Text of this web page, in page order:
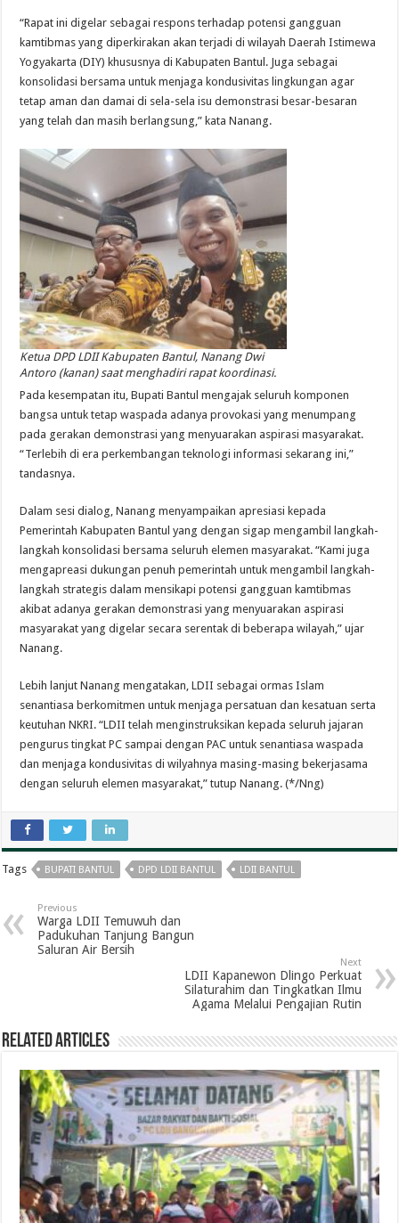
“Rapat ini digelar sebagai respons terhadap potensi gangguan
kamtibmas yang diperkirakan akan terjadi di wilayah Daerah Istimewa
Yogyakarta (DIY) khususnya di Kabupaten Bantul. Juga sebagai
konsolidasi bersama untuk menjaga kondusivitas lingkungan agar
tetap aman dan damai di sela-sela isu demonstrasi besar-besaran
yang telah dan masih berlangsung,” kata Nanang.
Ketua DPD LDII Kabupaten Bantul, Nanang Dwi
Antoro (kanan) saat menghadiri rapat koordinasi.
Pada kesempatan itu, Bupati Bantul mengajak seluruh komponen
bangsa untuk tetap waspada adanya provokasi yang menumpang
pada gerakan demonstrasi yang menyuarakan aspirasi masyarakat.
“Terlebih di era perkembangan teknologi informasi sekarang ini,”
tandasnya.
Dalam sesi dialog, Nanang menyampaikan apresiasi kepada
Pemerintah Kabupaten Bantul yang dengan sigap mengambil langkah-
langkah konsolidasi bersama seluruh elemen masyarakat. “Kami juga
mengapreasi dukungan penuh pemerintah untuk mengambil langkah-
langkah strategis dalam mensikapi potensi gangguan kamtibmas
akibat adanya gerakan demonstrasi yang menyuarakan aspirasi
masyarakat yang digelar secara serentak di beberapa wilayah,” ujar
Nanang.
Lebih lanjut Nanang mengatakan, LDII sebagai ormas Islam
senantiasa berkomitmen untuk menjaga persatuan dan kesatuan serta
keutuhan NKRI. “LDII telah menginstruksikan kepada seluruh jajaran
pengurus tingkat PC sampai dengan PAC untuk senantiasa waspada
dan menjaga kondusivitas di wilyahnya masing-masing bekerjasama
dengan seluruh elemen masyarakat,” tutup Nanang. (*/Nng)
Tags BUPATI BANTUL DPD LDII BANTUL LDII BANTUL
Previous
Warga LDII Temuwuh dan
Padukuhan Tanjung Bangun
Saluran Air Bersih
Next
LDII Kapanewon Dlingo Perkuat
Silaturahim dan Tingkatkan Ilmu
Agama Melalui Pengajian Rutin
Related Articles